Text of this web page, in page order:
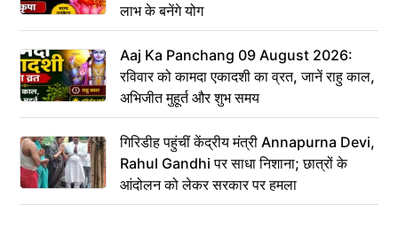
लाभ के बनेंगे योग
Aaj Ka Panchang 09 August 2026:
रविवार को कामदा एकादशी का व्रत, जानें राहु काल,
अभिजीत मुहूर्त और शुभ समय
गिरिडीह पहुंचीं केंद्रीय मंत्री Annapurna Devi,
Rahul Gandhi पर साधा निशाना; छात्रों के
आंदोलन को लेकर सरकार पर हमला